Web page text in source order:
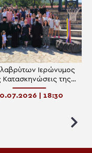
Ιερώνυμος
Κατασκηνώσεις της
“ΤΟ ΟΡΑΜΑ”
| 18:30